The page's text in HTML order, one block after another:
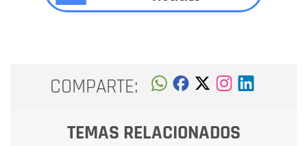
COMPARTE:
TEMAS RELACIONADOS